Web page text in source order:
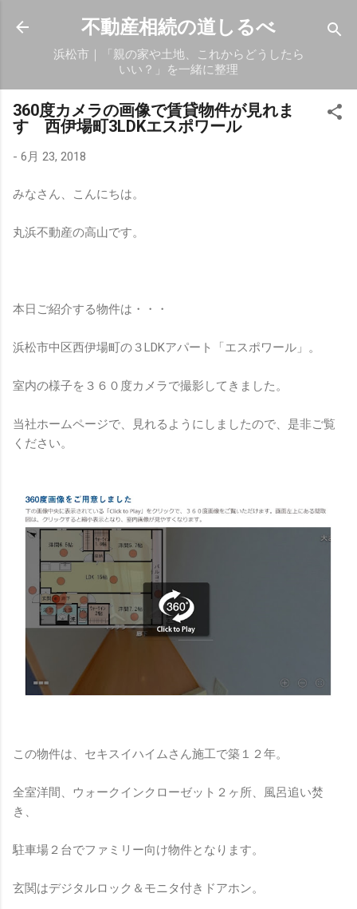
スキップしてメイン コンテンツに移動
不動産相続の道しるべ
浜松市｜「親の家や土地、これからどうしたら
いい？」を一緒に整理
360度カメラの画像で賃貸物件が見れま
す 西伊場町3LDKエスポワール
- 6月 23, 2018
みなさん、こんにちは。
丸浜不動産の高山です。
本日ご紹介する物件は・・・
浜松市中区西伊場町の３LDKアパート「エスポワール」。
室内の様子を３６０度カメラで撮影してきました。
当社ホームページで、見れるようにしましたので、是非ご覧
ください。
この物件は、セキスイハイムさん施工で築１２年。
全室洋間、ウォークインクローゼット２ヶ所、風呂追い焚
き、
駐車場２台でファミリー向け物件となります。
玄関はデジタルロック＆モニタ付きドアホン。